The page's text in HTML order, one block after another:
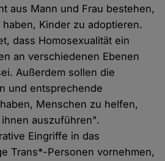
aus Mann und Frau bestehen,
Kinder zu adoptieren.
dass Homosexualität ein
an verschiedenen Ebenen
Außerdem sollen die
und entsprechende
Menschen zu helfen,
auszuführen".
Eingriffe in das
Trans*-Personen vornehmen,